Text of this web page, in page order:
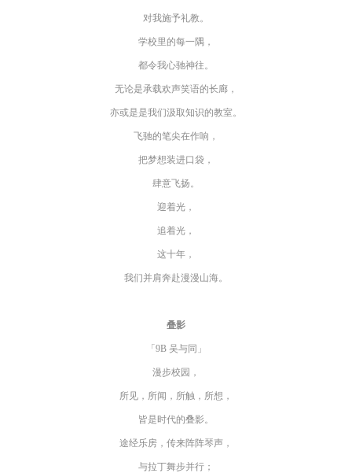
对我施予礼教。
学校里的每一隅，
都令我心驰神往。
无论是承载欢声笑语的长廊，
亦或是是我们汲取知识的教室。
飞驰的笔尖在作响，
把梦想装进口袋，
肆意飞扬。
迎着光，
追着光，
这十年，
我们并肩奔赴漫漫山海。
叠影
「9B 吴与同」
漫步校园，
所见，所闻，所触，所想，
皆是时代的叠影。
途经乐房，传来阵阵琴声，
与拉丁舞步并行；